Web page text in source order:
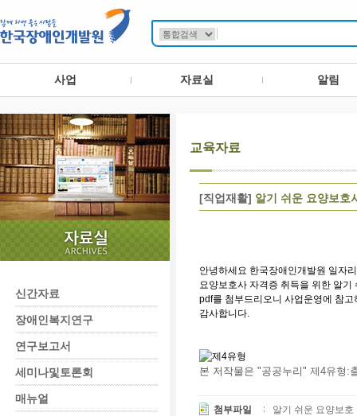
사업 자료실 알림
신간자료
장애인복지연구
연구보고서
세미나및토론회
매뉴얼
교육자료
[직업재활] 알기 쉬운 요양보호
안녕하세요 한국장애인개발원 일자
요양보호사 자격증 취득을 위한 알
pdf를 첨부드리오니 사업운영에 참
감사합니다.
본 저작물은 "공공누리" 제4유형:
첨부파일 알기 쉬운 요양보